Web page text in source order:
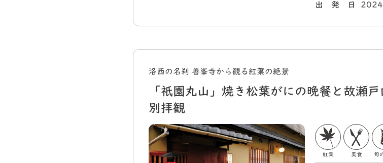
出 発 日
洛西の名刹 善峯寺から観る紅葉の絶景
「祇園丸山」焼き松葉がにの晩餐と故瀬
別拝観
紅葉 美食 旬